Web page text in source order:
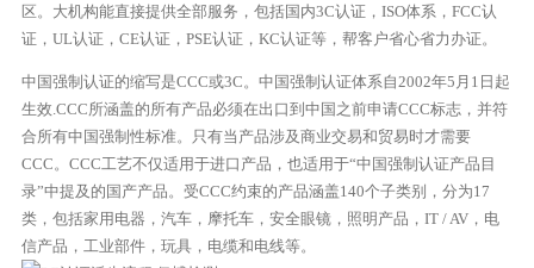
区。大机构能直接提供全部服务，包括国内3C认证，ISO体系，FCC认
证，UL认证，CE认证，PSE认证，KC认证等，帮客户省心省力办证。
中国强制认证的缩写是CCC或3C。中国强制认证体系自2002年5月1日起
生效.CCC所涵盖的所有产品必须在出口到中国之前申请CCC标志，并符
合所有中国强制性标准。只有当产品涉及商业交易和贸易时才需要
CCC。CCC工艺不仅适用于进口产品，也适用于“中国强制认证产品目
录”中提及的国产产品。受CCC约束的产品涵盖140个子类别，分为17
类，包括家用电器，汽车，摩托车，安全眼镜，照明产品，IT / AV，电
信产品，工业部件，玩具，电缆和电线等。